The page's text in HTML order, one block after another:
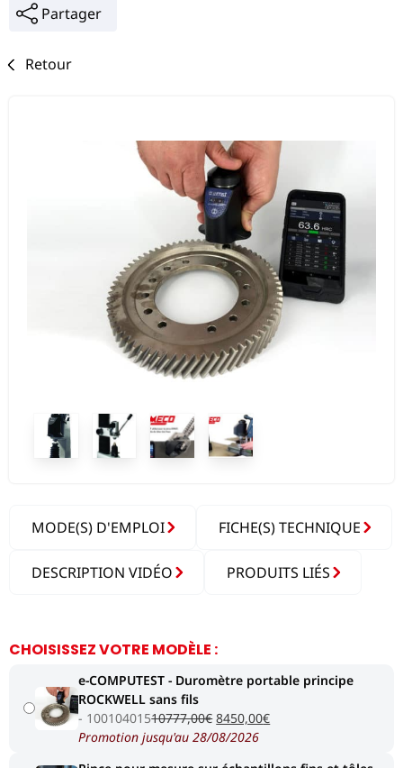
Partager
Retour
MODE(S) D'EMPLOI FICHE(S) TECHNIQUE
DESCRIPTION VIDÉO PRODUITS LIÉS
CHOISISSEZ VOTRE MODÈLE :
e-COMPUTEST - Duromètre portable principe
ROCKWELL sans fils
10010401510777,00€Le
prix
8450,00€Le
Promotion jusqu'au 28/08/2026